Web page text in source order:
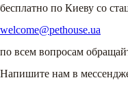
бесплатно по Киеву со
welcome@pethouse.ua
по всем вопросам
Напишите нам в